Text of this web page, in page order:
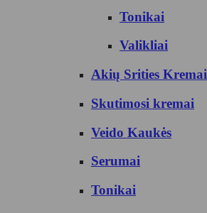
Tonikai
Valikliai
Akių Srities Kremai
Skutimosi kremai
Veido Kaukės
Serumai
Tonikai